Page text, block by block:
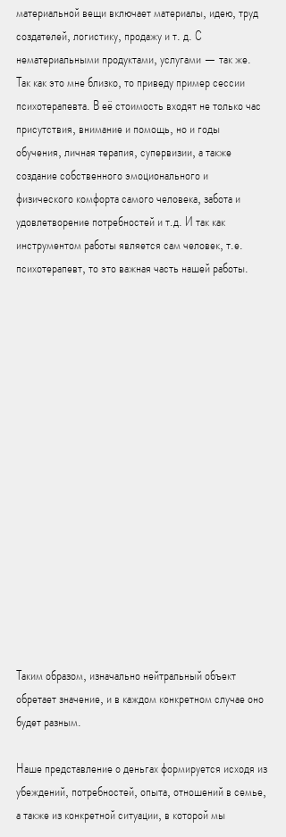
материальной вещи включает материалы, идею, труд
создателей, логистику, продажу и т. д. С
нематериальными продуктами, услугами — так же.
Так как это мне близко, то приведу пример сессии
психотерапевта. В её стоимость входят не только час
присутствия, внимание и помощь, но и годы
обучения, личная терапия, супервизии, а также
создание собственного эмоционального и
физического комфорта самого человека, забота и
удовлетворение потребностей и т.д. И так как
инструментом работы является сам человек, т.е.
психотерапевт, то это важная часть нашей работы.
Таким образом, изначально нейтральный объект
обретает значение, и в каждом конкретном случае оно
будет разным.
Наше представление о деньгах формируется исходя из
убеждений, потребностей, опыта, отношений в семье,
а также из конкретной ситуации, в которой мы